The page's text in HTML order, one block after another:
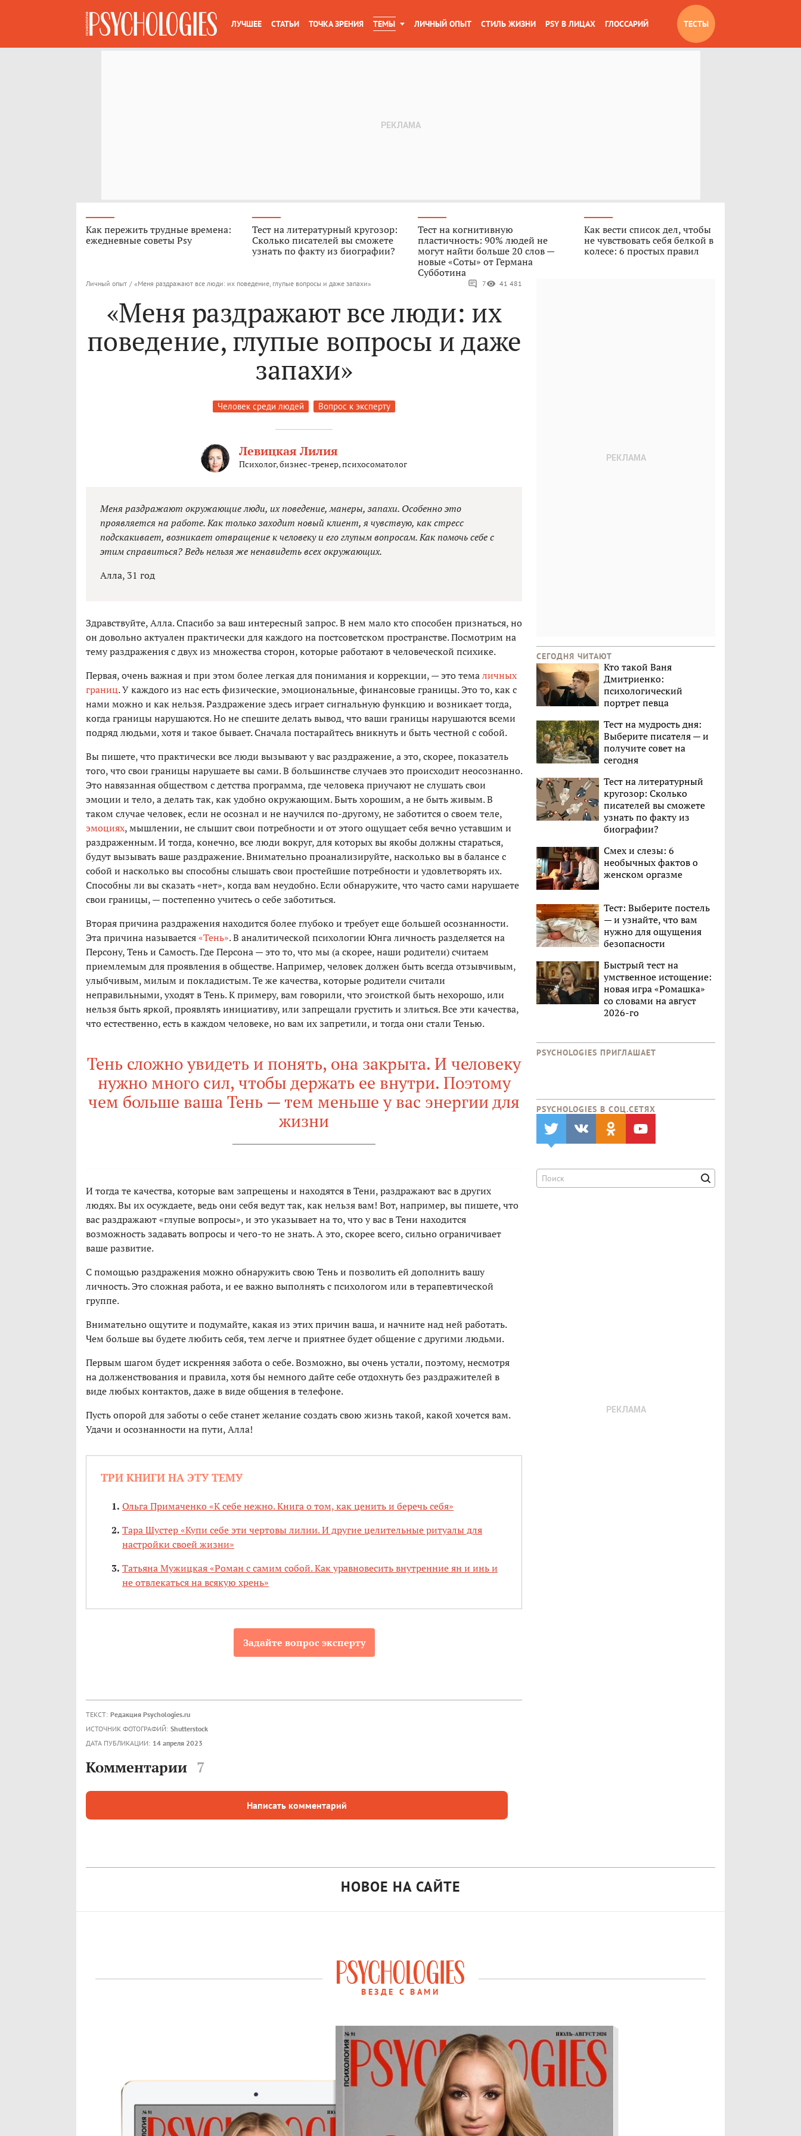
ЛУЧШЕЕ СТАТЬИ ТОЧКА ЗРЕНИЯ ТЕМЫ ЛИЧНЫЙ ОПЫТ СТИЛЬ ЖИЗНИ PSY В ЛИЦАХ ГЛОССАРИЙ ТЕСТЫ
Как пережить трудные времена:
ежедневные советы Psy
Тест на литературный кругозор:
Сколько писателей вы сможете
узнать по факту из биографии?
Тест на когнитивную
пластичность: 90% людей не
могут найти больше 20 слов —
новые «Соты» от Германа
Субботина
Как вести список дел, чтобы
не чувствовать себя белкой в
колесе: 6 простых правил
Личный опыт / «Меня раздражают все люди: их поведение, глупые вопросы и даже запахи» 7 41 481
«Меня раздражают все люди: их
поведение, глупые вопросы и даже
запахи»
Человек среди людей Вопрос к эксперту
Левицкая Лилия
Психолог, бизнес-тренер, психосоматолог
Меня раздражают окружающие люди, их поведение, манеры, запахи. Особенно это
проявляется на работе. Как только заходит новый клиент, я чувствую, как стресс
подскакивает, возникает отвращение к человеку и его глупым вопросам. Как помочь себе с
этим справиться? Ведь нельзя же ненавидеть всех окружающих.
Алла, 31 год
Здравствуйте, Алла. Спасибо за ваш интересный запрос. В нем мало кто способен признаться, но
он довольно актуален практически для каждого на постсоветском пространстве. Посмотрим на
тему раздражения с двух из множества сторон, которые работают в человеческой психике.
Первая, очень важная и при этом более легкая для понимания и коррекции, — это темаличных
границ. У каждого из нас есть физические, эмоциональные, финансовые границы. Это то, как с
нами можно и как нельзя. Раздражение здесь играет сигнальную функцию и возникает тогда,
когда границы нарушаются. Но не спешите делать вывод, что ваши границы нарушаются всеми
подряд людьми, хотя и такое бывает. Сначала постарайтесь вникнуть и быть честной с собой.
Вы пишете, что практически все люди вызывают у вас раздражение, а это, скорее, показатель
того, что свои границы нарушаете вы сами. В большинстве случаев это происходит неосознанно.
Это навязанная обществом с детства программа, где человека приучают не слушать свои
эмоции и тело, а делать так, как удобно окружающим. Быть хорошим, а не быть живым. В
таком случае человек, если не осознал и не научился по-другому, не заботится о своем теле,
эмоциях, мышлении, не слышит свои потребности и от этого ощущает себя вечно уставшим и
раздраженным. И тогда, конечно, все люди вокруг, для которых вы якобы должны стараться,
будут вызывать ваше раздражение. Внимательно проанализируйте, насколько вы в балансе с
собой и насколько вы способны слышать свои простейшие потребности и удовлетворять их.
Способны ли вы сказать «нет», когда вам неудобно. Если обнаружите, что часто сами нарушаете
свои границы, — постепенно учитесь о себе заботиться.
Вторая причина раздражения находится более глубоко и требует еще большей осознанности.
Эта причина называется«Тень». В аналитической психологии Юнга личность разделяется на
Персону, Тень и Самость. Где Персона — это то, что мы (а скорее, наши родители) считаем
приемлемым для проявления в обществе. Например, человек должен быть всегда отзывчивым,
улыбчивым, милым и покладистым. Те же качества, которые родители считали
неправильными, уходят в Тень. К примеру, вам говорили, что эгоисткой быть нехорошо, или
нельзя быть яркой, проявлять инициативу, или запрещали грустить и злиться. Все эти качества,
что естественно, есть в каждом человеке, но вам их запретили, и тогда они стали Тенью.
Тень сложно увидеть и понять, она закрыта. И человеку
нужно много сил, чтобы держать ее внутри. Поэтому
чем больше ваша Тень — тем меньше у вас энергии для
жизни
И тогда те качества, которые вам запрещены и находятся в Тени, раздражают вас в других
людях. Вы их осуждаете, ведь они себя ведут так, как нельзя вам! Вот, например, вы пишете, что
вас раздражают «глупые вопросы», и это указывает на то, что у вас в Тени находится
возможность задавать вопросы и чего-то не знать. А это, скорее всего, сильно ограничивает
ваше развитие.
С помощью раздражения можно обнаружить свою Тень и позволить ей дополнить вашу
личность. Это сложная работа, и ее важно выполнять с психологом или в терапевтической
группе.
Внимательно ощутите и подумайте, какая из этих причин ваша, и начните над ней работать.
Чем больше вы будете любить себя, тем легче и приятнее будет общение с другими людьми.
Первым шагом будет искренняя забота о себе. Возможно, вы очень устали, поэтому, несмотря
на долженствования и правила, хотя бы немного дайте себе отдохнуть без раздражителей в
виде любых контактов, даже в виде общения в телефоне.
Пусть опорой для заботы о себе станет желание создать свою жизнь такой, какой хочется вам.
Удачи и осознанности на пути, Алла!
ТРИ КНИГИ НА ЭТУ ТЕМУ
Ольга Примаченко «К себе нежно. Книга о том, как ценить и беречь себя»
Тара Шустер «Купи себе эти чертовы лилии. И другие целительные ритуалы для
настройки своей жизни»
Татьяна Мужицкая «Роман с самим собой. Как уравновесить внутренние ян и инь и
не отвлекаться на всякую хрень»
Задайте вопрос эксперту
ТЕКСТ: Редакция Psychologies.ru
ИСТОЧНИК ФОТОГРАФИЙ: Shutterstock
ДАТА ПУБЛИКАЦИИ: 14 апреля 2023
Комментарии 7
Написать комментарий
СЕГОДНЯ ЧИТАЮТ
Кто такой Ваня
Дмитриенко:
психологический
портрет певца
Тест на мудрость дня:
Выберите писателя — и
получите совет на
сегодня
Тест на литературный
кругозор: Сколько
писателей вы сможете
узнать по факту из
биографии?
Смех и слезы: 6
необычных фактов о
женском оргазме
Тест: Выберите постель
— и узнайте, что вам
нужно для ощущения
безопасности
Быстрый тест на
умственное истощение:
новая игра «Ромашка»
со словами на август
2026-го
PSYCHOLOGIES ПРИГЛАШАЕТ
PSYCHOLOGIES В CОЦ.СЕТЯХ
НОВОЕ НА САЙТЕ
ВЕЗДЕ С ВАМИ